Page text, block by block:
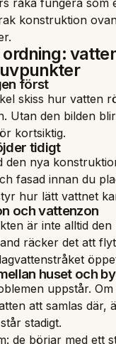
konstruktion
först
skiss hur vatten
Utan den bilden
kortsiktig.
tidigt
den nya
fasad innan du
hur lätt vattnet
och vattenzon
är inte alltid den
räcker det att
huset och
uppstår.
att samlas där,
stadigt.
de börjar med ett